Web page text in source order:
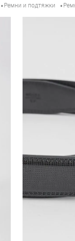
• Ремни и подтяжки •